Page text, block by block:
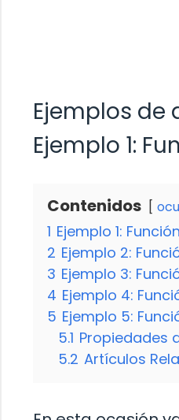
Ejemplos de
Ejemplo 1:
Contenidos
1 Ejemplo 1:
2 Ejemplo 2:
3 Ejemplo 3:
4 Ejemplo 4:
5 Ejemplo 5:
5.1 Propiedades
5.2 Artículos